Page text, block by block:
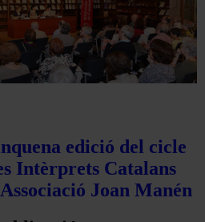
edició del cicle
Intèrprets Catalans
Joan Manén